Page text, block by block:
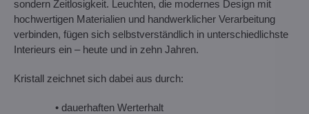
sondern Zeitlosigkeit. Leuchten, die modernes Design mit
hochwertigen Materialien und handwerklicher Verarbeitung
verbinden, fügen sich selbstverständlich in unterschiedlichste
Interieurs ein – heute und in zehn Jahren.
Kristall zeichnet sich dabei aus durch:
• dauerhaften Werterhalt